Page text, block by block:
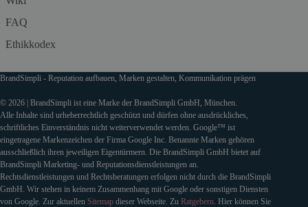
FAQ
Ethikkodex
BrandSimpli - Reputation aufbauen, Marken gestalten, Kommunikation prägen
© 2026 | BrandSimpli ist eine Marke der BrandSimpli GmbH, München.
Alle Inhalte sind urheberrechtlich geschützt und dürfen ohne ausdrückliches,
schriftliches Einverständnis nicht weiterverwendet werden. Google™ ist
eingetragene Markenzeichen der Firma Google Inc. Benannte Marken gehören
ausschließlich ihren jeweiligen Eigentürmern. Die BrandSimpli GmbH bietet auf
BrandSimpli Marketing- und Reputationsdienstleistungen an.
Rechtsdienstleistungen und Rechtsberatungen erfolgen nicht durch die BrandSimpli
GmbH. Wir stehen in keinem Zusammenhang mit Google oder sonstigen Diensten
von Google. Zur aktuellen Sitemap dieser Webseite. Zu Ratgebern . Hier können Sie